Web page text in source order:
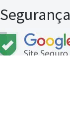
Segurança